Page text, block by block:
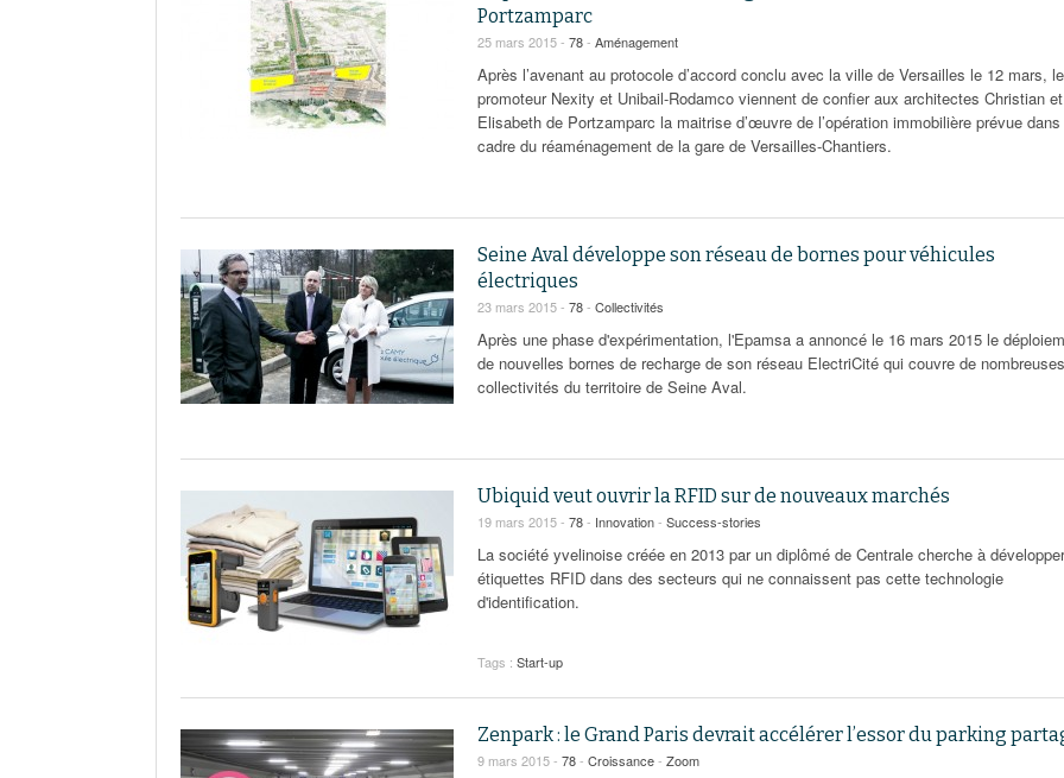
Portzamparc
25 mars 2015 - 78- Aménagement
Après l’avenant au protocole d’accord conclu avec la ville de Versailles le 12 mars, le
promoteur Nexity et Unibail-Rodamco viennent de confier aux architectes Christian et
Elisabeth de Portzamparc la maitrise d’œuvre de l’opération immobilière prévue
cadre du réaménagement de la gare de Versailles-Chantiers.
Seine Aval développe son réseau de bornes pour véhicules
électriques
23 mars 2015 - 78- Collectivités
Après une phase d'expérimentation, l'Epamsa a annoncé le 16 mars 2015 le
de nouvelles bornes de recharge de son réseau ElectriCité qui couvre de nombreuses
collectivités du territoire de Seine Aval.
Ubiquid veut ouvrir la RFID sur de nouveaux marchés
19 mars 2015 - 78- Innovation- Success-stories
La société yvelinoise créée en 2013 par un diplômé de Centrale cherche à
étiquettes RFID dans des secteurs qui ne connaissent pas cette technologie
d'identification.
Tags : Start-up
Zenpark : le Grand Paris devrait accélérer l’essor du parking
9 mars 2015 - 78- Croissance- Zoom